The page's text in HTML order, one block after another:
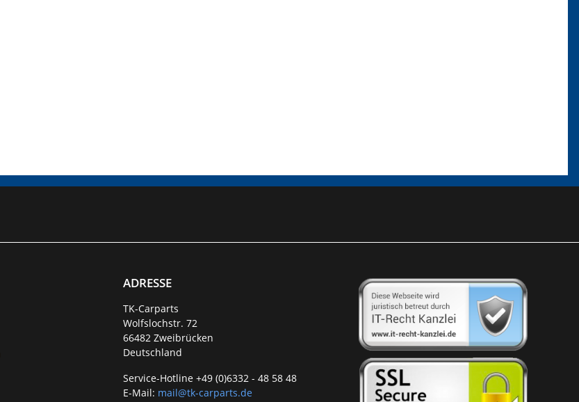
ADRESSE
TK-Carparts
Wolfslochstr. 72
66482 Zweibrücken
Deutschland
Service-Hotline +49 (0)6332 - 48 58 48
E-Mail: mail@tk-carparts.de